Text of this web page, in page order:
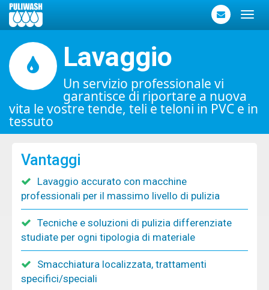
Lavaggio
Un servizio professionale vi
garantisce di riportare a nuova
vita le vostre tende, teli e teloni in PVC e in
tessuto
Vantaggi
Lavaggio accurato con macchine
professionali per il massimo livello di pulizia
Tecniche e soluzioni di pulizia differenziate
studiate per ogni tipologia di materiale
Smacchiatura localizzata, trattamenti
specifici/speciali